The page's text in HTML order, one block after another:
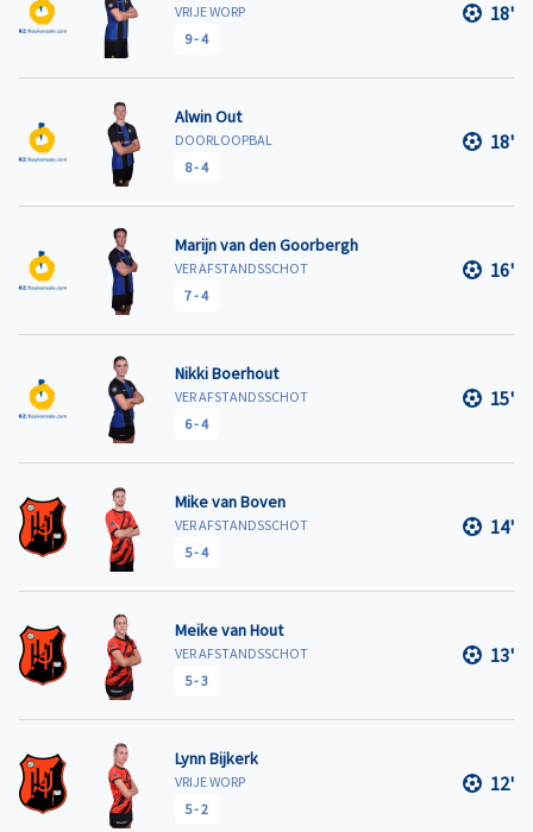
VRIJE WORP
9-4
18'
Alwin Out
DOORLOOPBAL
8-4
18'
Marijn van den Goorbergh
VER AFSTANDSSCHOT
7-4
16'
Nikki Boerhout
VER AFSTANDSSCHOT
6-4
15'
Mike van Boven
VER AFSTANDSSCHOT
5-4
14'
Meike van Hout
VER AFSTANDSSCHOT
5-3
13'
Lynn Bijkerk
VRIJE WORP
5-2
12'